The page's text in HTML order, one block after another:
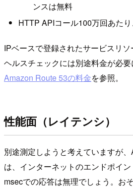
ンスは無料
HTTP APIコール100万回あた
IPベースで登録されたサービスリ
ヘルスチェックには別途料金が必
Amazon Route 53の料金を参照。
性能面（レイテンシ）
別途測定しようと考えていますが
は、インターネットのエンドポイ
msecでの応答は無理でしょう。お